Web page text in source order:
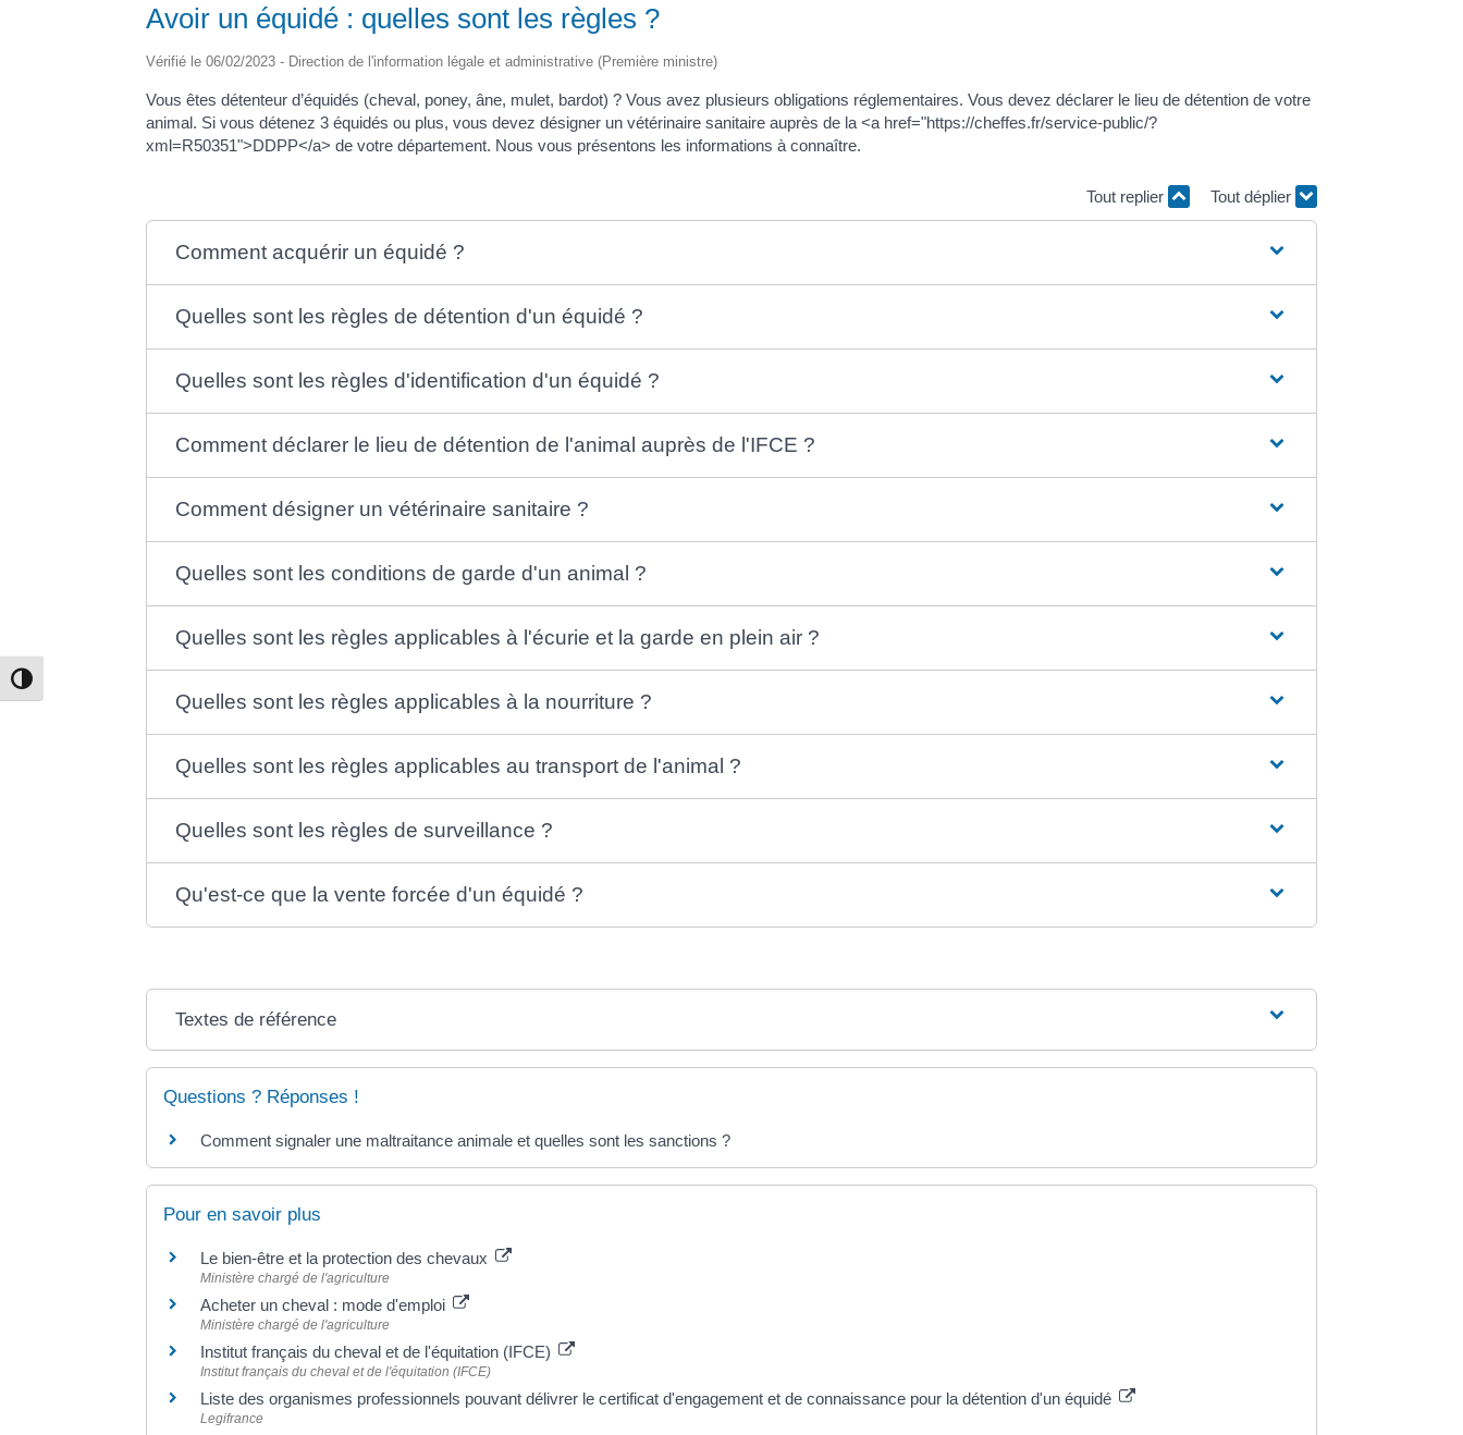
Passer en contraste élevé
Avoir un équidé : quelles sont les règles ?
Vérifié le 06/02/2023 - Direction de l'information légale et administrative (Première ministre)
Vous êtes détenteur d’équidés (cheval, poney, âne, mulet, bardot) ? Vous avez plusieurs obligations réglementaires. Vous devez déclarer le lieu de détention de votre
animal. Si vous détenez 3 équidés ou plus, vous devez désigner un vétérinaire sanitaire auprès de la <a href="https://cheffes.fr/service-public/?
xml=R50351">DDPP</a> de votre département. Nous vous présentons les informations à connaître.
Tout replier Tout déplier
Comment acquérir un équidé ?
Quelles sont les règles de détention d'un équidé ?
Quelles sont les règles d'identification d'un équidé ?
Comment déclarer le lieu de détention de l'animal auprès de l'IFCE ?
Comment désigner un vétérinaire sanitaire ?
Quelles sont les conditions de garde d'un animal ?
Quelles sont les règles applicables à l'écurie et la garde en plein air ?
Quelles sont les règles applicables à la nourriture ?
Quelles sont les règles applicables au transport de l'animal ?
Quelles sont les règles de surveillance ?
Qu'est-ce que la vente forcée d'un équidé ?
Textes de référence
Questions ? Réponses !
Comment signaler une maltraitance animale et quelles sont les sanctions ?
Pour en savoir plus
Le bien-être et la protection des chevaux
Ministère chargé de l'agriculture
Acheter un cheval : mode d'emploi
Ministère chargé de l'agriculture
Institut français du cheval et de l'équitation (IFCE)
Institut français du cheval et de l'équitation (IFCE)
Liste des organismes professionnels pouvant délivrer le certificat d'engagement et de connaissance pour la détention d'un équidé
Legifrance